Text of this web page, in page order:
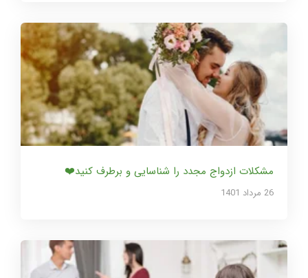
مشکلات ازدواج مجدد را شناسایی و برطرف کنید❤️
26 مرداد 1401